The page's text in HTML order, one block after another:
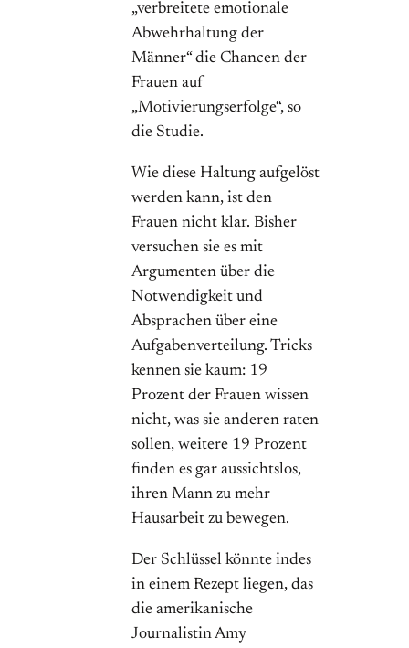
„verbreitete emotionale
Abwehrhaltung der
Männer“ die Chancen der
Frauen auf
„Motivierungserfolge“, so
die Studie.
Wie diese Haltung aufgelöst
werden kann, ist den
Frauen nicht klar. Bisher
versuchen sie es mit
Argumenten über die
Notwendigkeit und
Absprachen über eine
Aufgabenverteilung. Tricks
kennen sie kaum: 19
Prozent der Frauen wissen
nicht, was sie anderen raten
sollen, weitere 19 Prozent
finden es gar aussichtslos,
ihren Mann zu mehr
Hausarbeit zu bewegen.
Der Schlüssel könnte indes
in einem Rezept liegen, das
die amerikanische
Journalistin Amy